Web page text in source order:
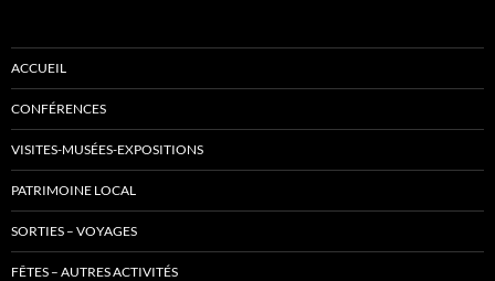
ACCUEIL
CONFÉRENCES
VISITES-MUSÉES-EXPOSITIONS
PATRIMOINE LOCAL
SORTIES – VOYAGES
FÊTES – AUTRES ACTIVITÉS